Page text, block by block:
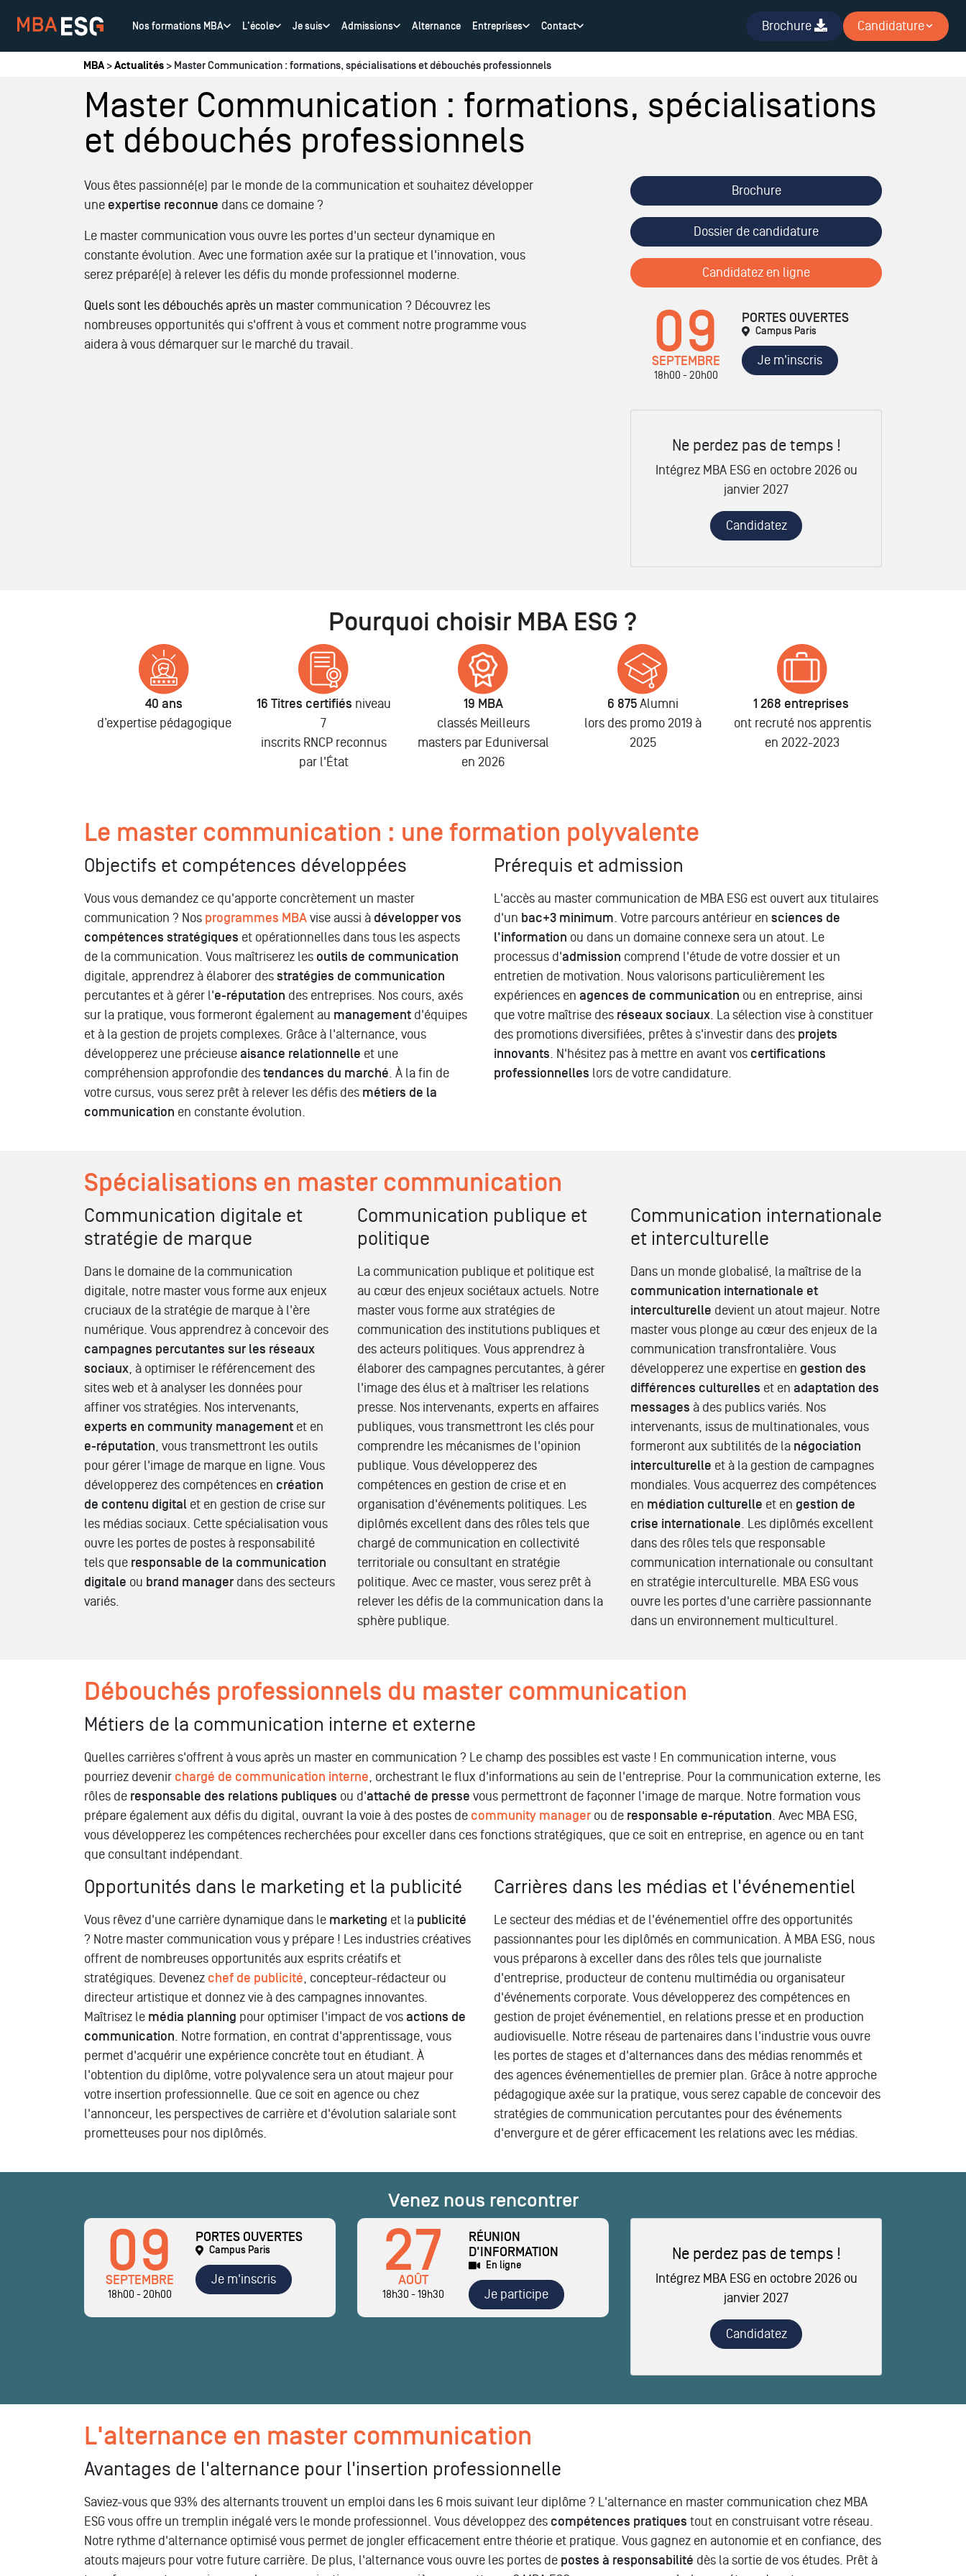
Vous êtes ici
MBA>Actualités > Master Communication : formations, spécialisations et débouchés professionnels
Master Communication : formations, spécialisations
et débouchés professionnels
Vous êtes passionné(e) par le monde de la communication et souhaitez développer
une expertise reconnue dans ce domaine ?
Le master communication vous ouvre les portes d'un secteur dynamique en
constante évolution. Avec une formation axée sur la pratique et l'innovation, vous
serez préparé(e) à relever les défis du monde professionnel moderne.
Quels sont les débouchés après un master communication ? Découvrez les
nombreuses opportunités qui s'offrent à vous et comment notre programme vous
aidera à vous démarquer sur le marché du travail.
Brochure
Dossier de candidature
Candidatez en ligne
09
SEPTEMBRE
18h00 - 20h00
PORTES OUVERTES
Campus Paris
Je m'inscris
Ne perdez pas de temps !
Intégrez MBA ESG en octobre 2026 ou
janvier 2027
Candidatez
Pourquoi choisir MBA ESG ?
40 ans
d’expertise pédagogique
16 Titres certifiés niveau
7
inscrits RNCP reconnus
par l'État
19 MBA
classés Meilleurs
masters par Eduniversal
en 2026
6 875 Alumni
lors des promo 2019 à
2025
1 268 entreprises
ont recruté nos apprentis
en 2022-2023
Le master communication : une formation polyvalente
Objectifs et compétences développées
Vous vous demandez ce qu'apporte concrètement un master
communication ? Nos programmes MBA vise aussi à développer vos
compétences stratégiques et opérationnelles dans tous les aspects
de la communication. Vous maîtriserez les outils de communication
digitale, apprendrez à élaborer des stratégies de communication
percutantes et à gérer l'e-réputation des entreprises. Nos cours, axés
sur la pratique, vous formeront également au management d'équipes
et à la gestion de projets complexes. Grâce à l'alternance, vous
développerez une précieuse aisance relationnelle et une
compréhension approfondie des tendances du marché. À la fin de
votre cursus, vous serez prêt à relever les défis des métiers de la
communication en constante évolution.
Prérequis et admission
L'accès au master communication de MBA ESG est ouvert aux titulaires
d'un bac+3 minimum. Votre parcours antérieur en sciences de
l'information ou dans un domaine connexe sera un atout. Le
processus d'admission comprend l'étude de votre dossier et un
entretien de motivation. Nous valorisons particulièrement les
expériences en agences de communication ou en entreprise, ainsi
que votre maîtrise des réseaux sociaux. La sélection vise à constituer
des promotions diversifiées, prêtes à s'investir dans des projets
innovants. N'hésitez pas à mettre en avant vos certifications
professionnelles lors de votre candidature.
Spécialisations en master communication
Communication digitale et
stratégie de marque
Dans le domaine de la communication
digitale, notre master vous forme aux enjeux
cruciaux de la stratégie de marque à l'ère
numérique. Vous apprendrez à concevoir des
campagnes percutantes sur les réseaux
sociaux, à optimiser le référencement des
sites web et à analyser les données pour
affiner vos stratégies. Nos intervenants,
experts en community management et en
e-réputation, vous transmettront les outils
pour gérer l'image de marque en ligne. Vous
développerez des compétences en création
de contenu digital et en gestion de crise sur
les médias sociaux. Cette spécialisation vous
ouvre les portes de postes à responsabilité
tels que responsable de la communication
digitale ou brand manager dans des secteurs
variés.
Communication publique et
politique
La communication publique et politique est
au cœur des enjeux sociétaux actuels. Notre
master vous forme aux stratégies de
communication des institutions publiques et
des acteurs politiques. Vous apprendrez à
élaborer des campagnes percutantes, à gérer
l'image des élus et à maîtriser les relations
presse. Nos intervenants, experts en affaires
publiques, vous transmettront les clés pour
comprendre les mécanismes de l'opinion
publique. Vous développerez des
compétences en gestion de crise et en
organisation d'événements politiques. Les
diplômés excellent dans des rôles tels que
chargé de communication en collectivité
territoriale ou consultant en stratégie
politique. Avec ce master, vous serez prêt à
relever les défis de la communication dans la
sphère publique.
Communication internationale
et interculturelle
Dans un monde globalisé, la maîtrise de la
communication internationale et
interculturelle devient un atout majeur. Notre
master vous plonge au cœur des enjeux de la
communication transfrontalière. Vous
développerez une expertise en gestion des
différences culturelles et en adaptation des
messages à des publics variés. Nos
intervenants, issus de multinationales, vous
formeront aux subtilités de la négociation
interculturelle et à la gestion de campagnes
mondiales. Vous acquerrez des compétences
en médiation culturelle et en gestion de
crise internationale. Les diplômés excellent
dans des rôles tels que responsable
communication internationale ou consultant
en stratégie interculturelle. MBA ESG vous
ouvre les portes d'une carrière passionnante
dans un environnement multiculturel.
Débouchés professionnels du master communication
Métiers de la communication interne et externe
Quelles carrières s'offrent à vous après un master en communication ? Le champ des possibles est vaste ! En communication interne, vous
pourriez devenir chargé de communication interne, orchestrant le flux d'informations au sein de l'entreprise. Pour la communication externe, les
rôles de responsable des relations publiques ou d'attaché de presse vous permettront de façonner l'image de marque. Notre formation vous
prépare également aux défis du digital, ouvrant la voie à des postes de community manager ou de responsable e-réputation. Avec MBA ESG,
vous développerez les compétences recherchées pour exceller dans ces fonctions stratégiques, que ce soit en entreprise, en agence ou en tant
que consultant indépendant.
Opportunités dans le marketing et la publicité
Vous rêvez d'une carrière dynamique dans le marketing et la publicité
? Notre master communication vous y prépare ! Les industries créatives
offrent de nombreuses opportunités aux esprits créatifs et
stratégiques. Devenez chef de publicité, concepteur-rédacteur ou
directeur artistique et donnez vie à des campagnes innovantes.
Maîtrisez le média planning pour optimiser l'impact de vos actions de
communication. Notre formation, en contrat d'apprentissage, vous
permet d'acquérir une expérience concrète tout en étudiant. À
l'obtention du diplôme, votre polyvalence sera un atout majeur pour
votre insertion professionnelle. Que ce soit en agence ou chez
l'annonceur, les perspectives de carrière et d'évolution salariale sont
prometteuses pour nos diplômés.
Carrières dans les médias et l'événementiel
Le secteur des médias et de l'événementiel offre des opportunités
passionnantes pour les diplômés en communication. À MBA ESG, nous
vous préparons à exceller dans des rôles tels que journaliste
d'entreprise, producteur de contenu multimédia ou organisateur
d'événements corporate. Vous développerez des compétences en
gestion de projet événementiel, en relations presse et en production
audiovisuelle. Notre réseau de partenaires dans l'industrie vous ouvre
les portes de stages et d'alternances dans des médias renommés et
des agences événementielles de premier plan. Grâce à notre approche
pédagogique axée sur la pratique, vous serez capable de concevoir des
stratégies de communication percutantes pour des événements
d'envergure et de gérer efficacement les relations avec les médias.
Venez nous rencontrer
09
SEPTEMBRE
18h00 - 20h00
PORTES OUVERTES
Campus Paris
Je m'inscris 27
AOÛT
18h30 - 19h30
RÉUNION
D'INFORMATION
En ligne
Je participe
Ne perdez pas de temps !
Intégrez MBA ESG en octobre 2026 ou
janvier 2027
Candidatez
L'alternance en master communication
Avantages de l'alternance pour l'insertion professionnelle
Saviez-vous que 93% des alternants trouvent un emploi dans les 6 mois suivant leur diplôme ? L'alternance en master communication chez MBA
ESG vous offre un tremplin inégalé vers le monde professionnel. Vous développez des compétences pratiques tout en construisant votre réseau.
Notre rythme d'alternance optimisé vous permet de jongler efficacement entre théorie et pratique. Vous gagnez en autonomie et en confiance, des
atouts majeurs pour votre future carrière. De plus, l'alternance vous ouvre les portes de postes à responsabilité dès la sortie de vos études. Prêt à
Nos formations MBA L'école Je suis Admissions Alternance Entreprises Contact Brochure Candidature